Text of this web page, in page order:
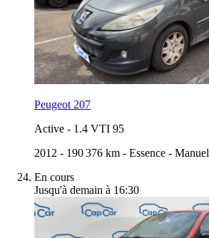
Peugeot 207
Active - 1.4 VTI 95
2012 - 190 376 km - Essence - Manuel
En cours
Jusqu'à demain à 16:30